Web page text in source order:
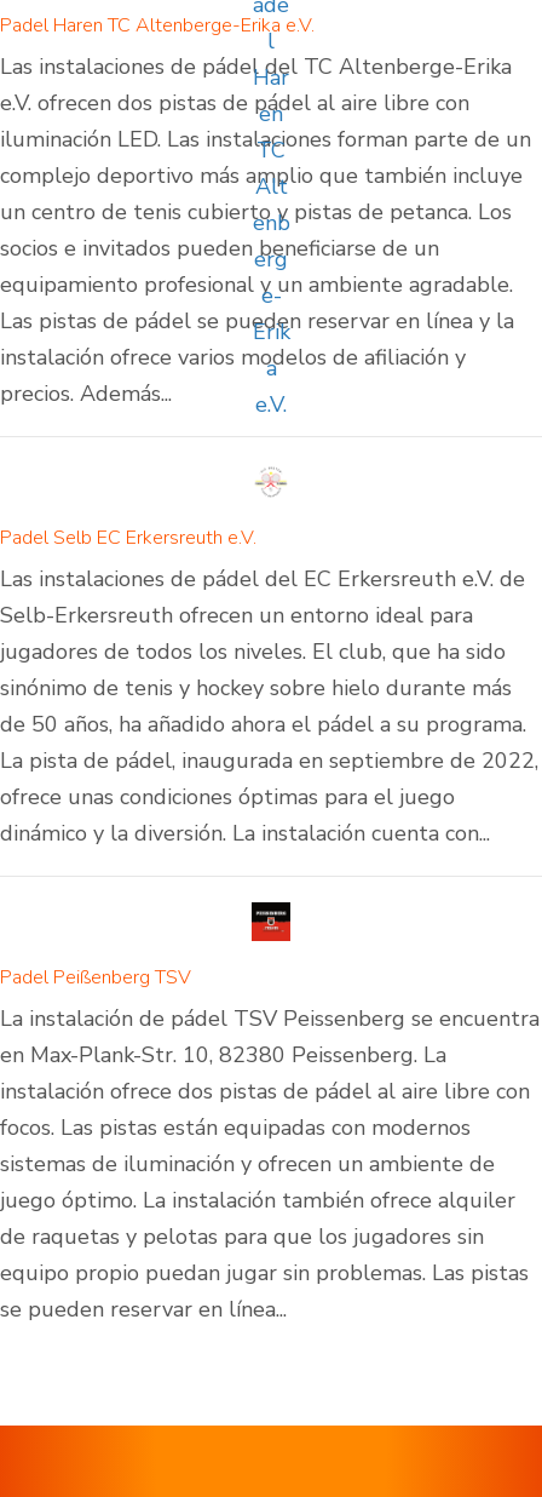
Padel Haren TC Altenberge-Erika e.V.
Las instalaciones de pádel del TC Altenberge-Erika
e.V. ofrecen dos pistas de pádel al aire libre con
iluminación LED. Las instalaciones forman parte de un
complejo deportivo más amplio que también incluye
un centro de tenis cubierto y pistas de petanca. Los
socios e invitados pueden beneficiarse de un
equipamiento profesional y un ambiente agradable.
Las pistas de pádel se pueden reservar en línea y la
instalación ofrece varios modelos de afiliación y
precios. Además...
Padel Selb EC Erkersreuth e.V.
Las instalaciones de pádel del EC Erkersreuth e.V. de
Selb-Erkersreuth ofrecen un entorno ideal para
jugadores de todos los niveles. El club, que ha sido
sinónimo de tenis y hockey sobre hielo durante más
de 50 años, ha añadido ahora el pádel a su programa.
La pista de pádel, inaugurada en septiembre de 2022,
ofrece unas condiciones óptimas para el juego
dinámico y la diversión. La instalación cuenta con...
Padel Peißenberg TSV
La instalación de pádel TSV Peissenberg se encuentra
en Max-Plank-Str. 10, 82380 Peissenberg. La
instalación ofrece dos pistas de pádel al aire libre con
focos. Las pistas están equipadas con modernos
sistemas de iluminación y ofrecen un ambiente de
juego óptimo. La instalación también ofrece alquiler
de raquetas y pelotas para que los jugadores sin
equipo propio puedan jugar sin problemas. Las pistas
se pueden reservar en línea...